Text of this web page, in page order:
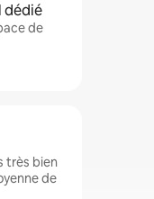
dédié
de
très bien
de